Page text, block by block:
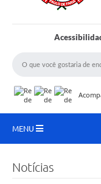
MENU
Notícias